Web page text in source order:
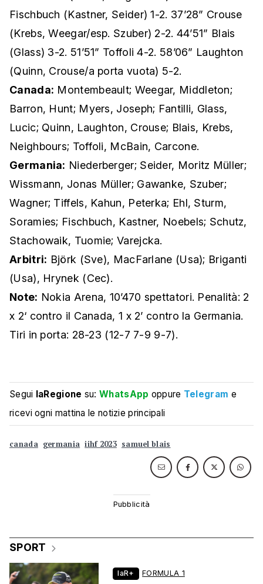
Fischbuch (Kastner, Seider) 1-2. 37’28” Crouse
(Krebs, Weegar/esp. Szuber) 2-2. 44’51” Blais
(Glass) 3-2. 51’51” Toffoli 4-2. 58’06” Laughton
(Quinn, Crouse/a porta vuota) 5-2.
Canada: Montembeault; Weegar, Middleton;
Barron, Hunt; Myers, Joseph; Fantilli, Glass,
Lucic; Quinn, Laughton, Crouse; Blais, Krebs,
Neighbours; Toffoli, McBain, Carcone.
Germania: Niederberger; Seider, Moritz Müller;
Wissmann, Jonas Müller; Gawanke, Szuber;
Wagner; Tiffels, Kahun, Peterka; Ehl, Sturm,
Soramies; Fischbuch, Kastner, Noebels; Schutz,
Stachowaik, Tuomie; Varejcka.
Arbitri: Björk (Sve), MacFarlane (Usa); Briganti
(Usa), Hrynek (Cec).
Note: Nokia Arena, 10’470 spettatori. Penalità: 2
x 2‘ contro il Canada, 1 x 2’ contro la Germania.
Tiri in porta: 28-23 (12-7 7-9 9-7).
Segui laRegione su:WhatsApp oppure Telegram e
ricevi ogni mattina le notizie principali
canada germania iihf 2023 samuel blais
SPORT
laR+ FORMULA 1